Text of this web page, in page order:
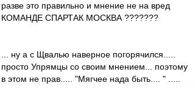
разве это правильно и мнение не на вред
КОМАНДЕ СПАРТАК МОСКВА ???????
... ну а с Щвалью наверное погорячился.....
просто Упрямцы со своим мнением... поэтому
в этом не прав..... "Мягчее нада быть.... " .....